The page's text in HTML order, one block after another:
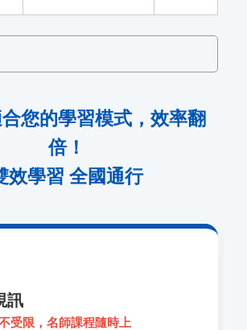
您的學習模式，效率翻
倍！
效學習 全國通行
訊
受限，名師課程隨時上